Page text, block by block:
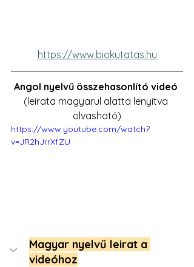
https://www.biokutatas.hu
Angol nyelvű összehasonlító videó
(leirata magyarul alatta lenyitva
olvasható)
https://www.youtube.com/watch?
v=JR2hJrrXfZU
Magyar nyelvű leirat a
videóhoz